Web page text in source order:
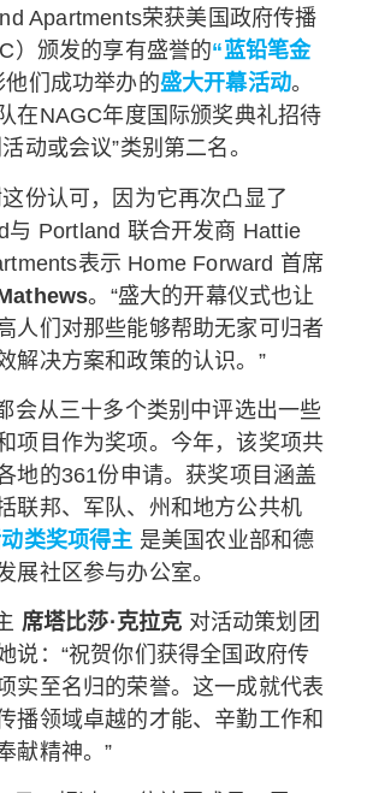
Apartments荣获美国政府传播
）颁发的享有盛誉的“蓝铅笔金
他们成功举办的盛大开幕活动。
在NAGC年度国际颁奖典礼招待
动或会议”类别第二名。
份认可，因为它再次凸显了
与 Portland 联合开发商 Hattie
表示 Home Forward 首席
。“盛大的开幕仪式也让
人们对那些能够帮助无家可归者
解决方案和政策的认识。”
会从三十多个类别中评选出一些
项目作为奖项。今年，该奖项共
地的361份申请。获奖项目涵盖
联邦、军队、州和地方公共机
类奖项得主 是美国农业部和德
展社区参与办公室。
席塔比莎·克拉克 对活动策划团
说：“祝贺你们获得全国政府传
实至名归的荣誉。这一成就代表
播领域卓越的才能、辛勤工作和
献精神。”